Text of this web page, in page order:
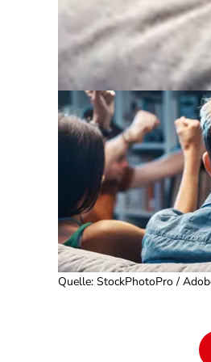
Quelle: StockPhotoPro /